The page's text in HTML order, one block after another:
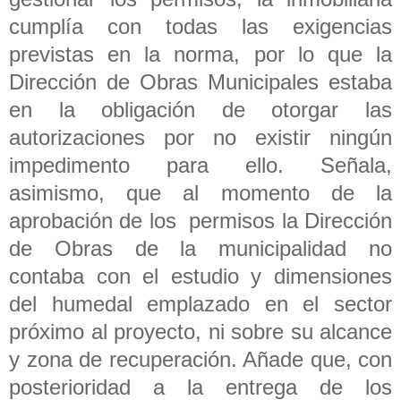
cumplía con todas las exigencias
previstas en la norma, por lo que la
Dirección de Obras Municipales estaba
en la obligación de otorgar las
autorizaciones por no existir ningún
impedimento para ello. Señala,
asimismo, que al momento de la
aprobación de los permisos la Dirección
de Obras de la municipalidad no
contaba con el estudio y dimensiones
del humedal emplazado en el sector
próximo al proyecto, ni sobre su alcance
y zona de recuperación. Añade que, con
posterioridad a la entrega de los